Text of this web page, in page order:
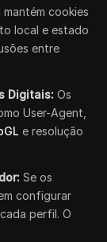
cookies
local e estado
entre
Digitais: Os
User-Agent,
e resolução
Se os
configurar
perfil. O